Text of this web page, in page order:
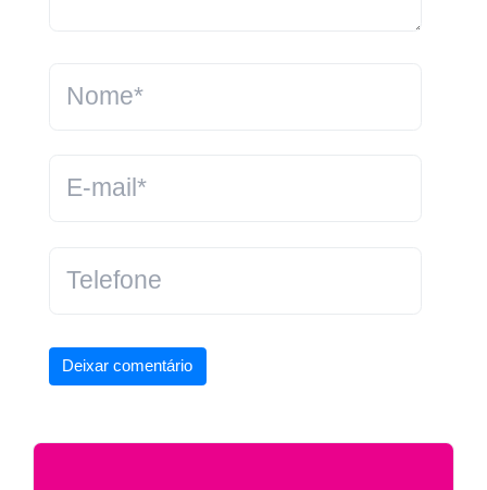
Deixar comentário